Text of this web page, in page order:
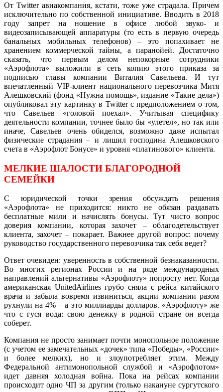
От Twitter авиакомпания, кстати, тоже уже страдала. Причем
исключительно по собственной инициативе. Вводить в 2018
году запрет на ношение в офисе любой звуко- и
видеозаписывающей аппаратуры (то есть в первую очередь
банальных мобильных телефонов) – это попахивает не
хранением коммерческой тайны, а паранойей. Достаточно
сказать, что первым делом непокорные сотрудники
«Аэрофлота» выложили в сеть копию этого приказа за
подписью главы компании Виталия Савельева. И тут
впечатленный VIP-клиент национального перевозчика Митя
Алешковский (фонд «Нужна помощь», издание «Такие дела»)
опубликовал эту картинку в Twitter с предположением о том,
что Савельев «головой поехал». Учитывая специфику
деятельности компании, точнее было бы «улетел», но так или
иначе, Савельев очень обиделся, возможно даже испытал
физические страдания – и лишил господина Алешковского
счета в «Аэрофлот Бонусе» и уровня «платинового» клиента.
МЕЛКИЕ ШАЛОСТИ БЛАГОРОДНОЙ
СЕМЕЙКИ
С юридической точки зрения обсуждать решения
«Аэрофлота» не приходится: никто не обязан раздавать
бесплатные мили и начислять бонусы. Тут чисто вопрос
доверия компании, которая захочет – облагодетельствует
клиента, захочет – покарает. Важнее другой вопрос: почему
руководство государственного перевозчика так себя ведет?
Ответ очевиден: уверенность в собственной безнаказанности.
Во многих регионах России и на ряде международных
направлений альтернативы «Аэрофлоту» попросту нет. Когда
американская UnitedAirlines грубо сняла с рейса китайского
врача и забыла вовремя извиниться, акции компании разом
рухнули на 4% – а это миллиарды долларов. «Аэрофлоту» же
что с гуся вода: свою денежку в родной стране он всегда
соберет.
Компания не просто занимает почти монопольное положение
(с учетом ее замечательных «дочек» типа «Победы», «России»
и более мелких), но и злоупотребляет этим. Между
Федеральной антимонопольной службой и «Аэрофлотом»
идет давняя холодная война. Пока на рейсах компании
происходит одно ЧП за другим (только накануне сургутского